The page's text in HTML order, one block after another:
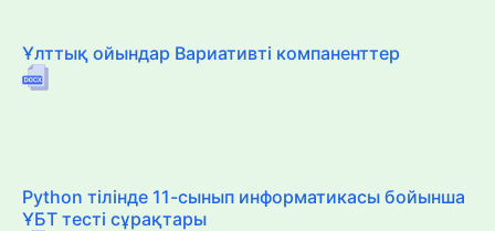
Ұлттық ойындар Вариативті компаненттер
Python тілінде 11-сынып информатикасы бойынша
ҰБТ тесті сұрақтары